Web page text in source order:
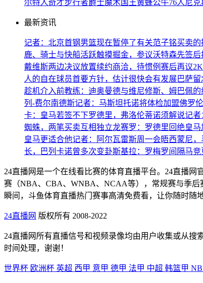
尔特人奇才步行者爵士魔术国王黄蜂公牛76人 尼克
最新资讯
记者：北京首钢男篮现在暂停了有关范子铭买卖的
鹿、骑士与快船活跃触摸掘金，参议沃特森先签后
戴维斯两边决议放置续约商洽，待惯例赛后再议
人的自在球员首要方针，估计很快会有发展巴萨
趁机介入前教练：迪奥曼德与维尼修斯、姆巴佩
列-费尔南德斯记者：马斯坦托诺将体检加盟佛罗
卡：皇马若签不下罗德里，弗洛伦蒂诺须解说记者
蜘蛛，两笔买卖互相独立龙赛罗：罗德里回绝皇
皇马更适合他记者：阿尔瓦雷斯周一会晤西蒙尼
长，巴列卡诺曾多次变卦斯基拉：罗梅罗间隔马
24直播网是一个在线看比赛的体育直播平台。24直播
赛（NBA、CBA、WNBA、NCAA等），常规赛与季
瞬间，斗鱼体育直播热门赛事高清免费看，让你随时随
24直播网 版权所有 2008-2022
24直播网所有直播信号和视频录像均由用户收集或从
时间处理，谢谢！
世界杯 欧洲杯 英超 西甲 意甲 德甲 法甲 中超 韩篮甲